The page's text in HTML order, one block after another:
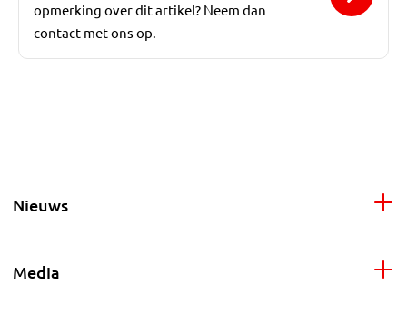
opmerking over dit artikel? Neem dan
contact met ons op.
Nieuws
Media